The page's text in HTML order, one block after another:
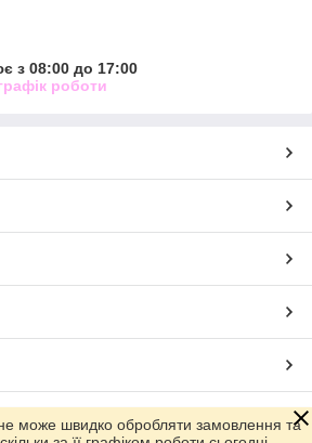
з 08:00 до 17:00
роботи
Prom.ua
може швидко обробляти замовлення та